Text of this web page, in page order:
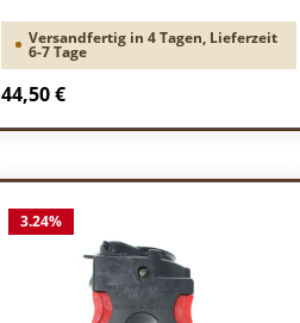
Versandfertig in 4 Tagen, Lieferzeit
6-7 Tage
Regulärer Preis:
44,50 €
3.24%